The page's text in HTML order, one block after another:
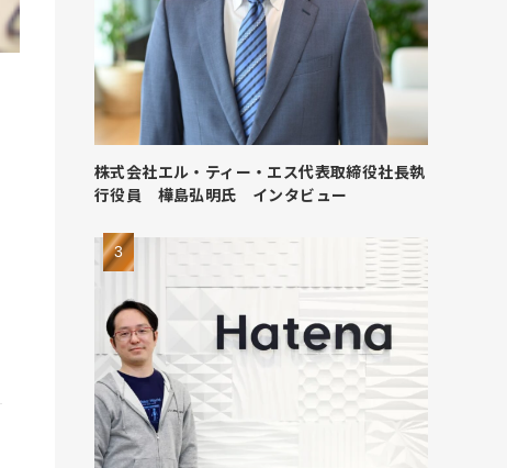
株式会社エル・ティー・エス代表取締役社長執
行役員 樺島弘明氏 インタビュー